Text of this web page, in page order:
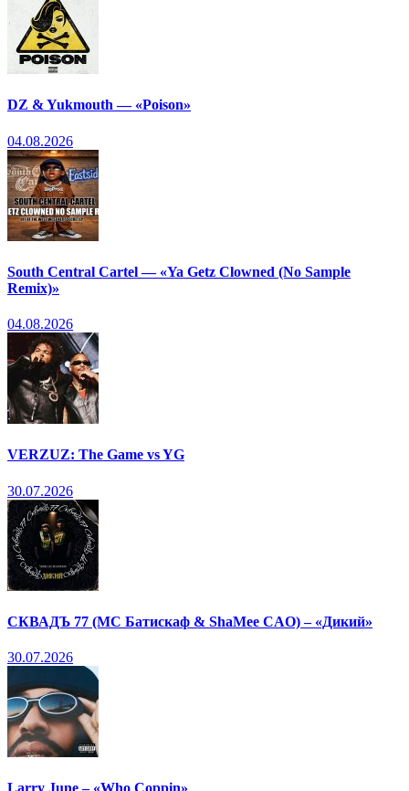
DZ & Yukmouth — «Poison»
04.08.2026
South Central Cartel — «Ya Getz Clowned (No Sample
Remix)»
04.08.2026
VERZUZ: The Game vs YG
30.07.2026
СКВАДЪ 77 (МС Батискаф & ShaMee CAO) – «Дикий»
30.07.2026